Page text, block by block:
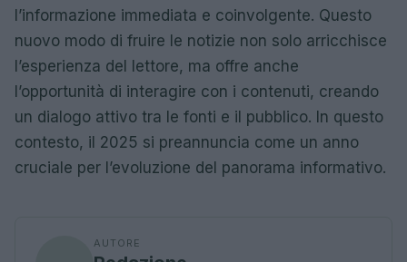
l’informazione immediata e coinvolgente. Questo
nuovo modo di fruire le notizie non solo arricchisce
l’esperienza del lettore, ma offre anche
l’opportunità di interagire con i contenuti, creando
un dialogo attivo tra le fonti e il pubblico. In questo
contesto, il 2025 si preannuncia come un anno
cruciale per l’evoluzione del panorama informativo.
AUTORE